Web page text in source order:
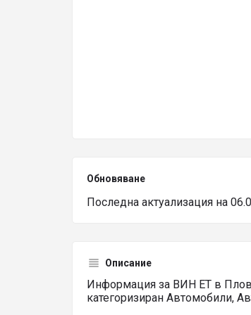
Обновяване
Последна актуализация на
Описание
Информация за ВИН ЕТ в
категоризиран Автомобили,